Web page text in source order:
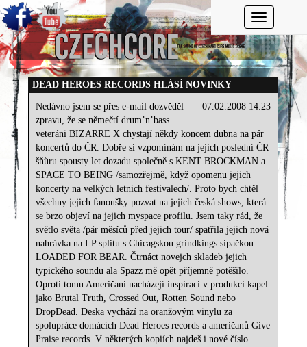
Toggle
DEAD HEROES RECORDS HLÁSÍ NOVINKY
07.02.2008 14:23
Nedávno jsem se přes e-mail dozvěděl
zpravu, že se němečtí drum’n’bass
veteráni BIZARRE X chystají někdy koncem dubna na pár
koncertů do ČR. Dobře si vzpomínám na jejich poslední ČR
šňůru spousty let dozadu společně s KENT BROCKMAN a
SPACE TO BEING /samozřejmě, když opomenu jejich
koncerty na velkých letních festivalech/. Proto bych chtěl
všechny jejich fanoušky pozvat na jejich česká shows, která
se brzo objeví na jejich myspace profilu. Jsem taky rád, že
světlo světa /pár měsíců před jejich tour/ spatřila jejich nová
nahrávka na LP splitu s Chicagskou grindkings sipačkou
LOADED FOR BEAR. Čtrnáct novejch skladeb jejich
typického soundu ala Spazz mě opět příjemně potěšilo.
Oproti tomu Američani nacházejí inspiraci v produkci kapel
jako Brutal Truth, Crossed Out, Rotten Sound nebo
DropDead. Deska vychází na oranžovým vinylu za
spolupráce domácích Dead Heroes records a američanů Give
Praise records. V některých kopiích najdeš i nové číslo